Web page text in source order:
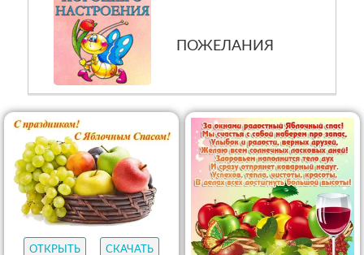
ПОЖЕЛАНИЯ
ОТКРЫТЬ СКАЧАТЬ